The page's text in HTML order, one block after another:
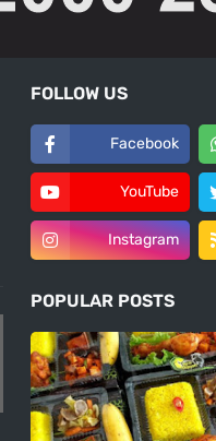
FOLLOW US
Facebook
YouTube
Instagram
POPULAR POSTS